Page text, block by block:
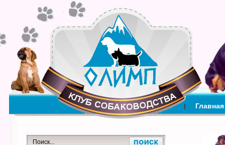
Главная